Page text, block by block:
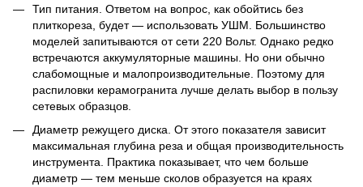
Тип питания. Ответом на вопрос, как обойтись без
плиткореза, будет — использовать УШМ. Большинство
моделей запитываются от сети 220 Вольт. Однако редко
встречаются аккумуляторные машины. Но они обычно
слабомощные и малопроизводительные. Поэтому для
распиловки керамогранита лучше делать выбор в пользу
сетевых образцов.
Диаметр режущего диска. От этого показателя зависит
максимальная глубина реза и общая производительность
инструмента. Практика показывает, что чем больше
диаметр — тем меньше сколов образуется на краях